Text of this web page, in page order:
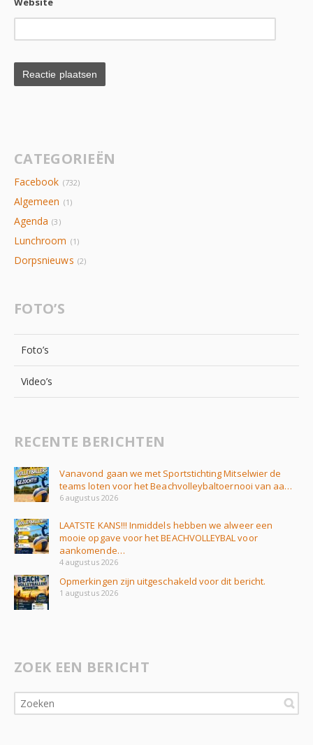
CATEGORIEËN
Facebook (732)
Algemeen (1)
Agenda (3)
Lunchroom (1)
Dorpsnieuws (2)
FOTO’S
Foto’s
Video’s
RECENTE BERICHTEN
Vanavond gaan we met Sportstichting Mitselwier de
teams loten voor het Beachvolleybaltoernooi van aa…
6 augustus 2026
LAATSTE KANS!!! Inmiddels hebben we alweer een
mooie opgave voor het BEACHVOLLEYBAL voor
aankomende…
4 augustus 2026
Opmerkingen zijn uitgeschakeld voor dit bericht.
1 augustus 2026
ZOEK EEN BERICHT